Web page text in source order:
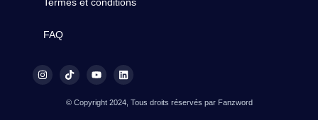
FAQ
© Copyright 2024, Tous droits réservés par Fanzword